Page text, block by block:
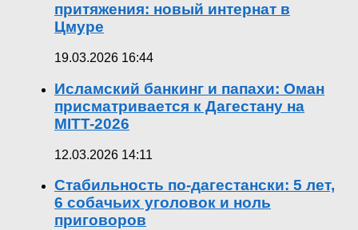
притяжения: новый интернат в
Цмуре
19.03.2026 16:44
Исламский банкинг и папахи: Оман
присматривается к Дагестану на
MITT-2026
12.03.2026 14:11
Стабильность по-дагестански: 5 лет,
6 собачьих уголовок и ноль
приговоров